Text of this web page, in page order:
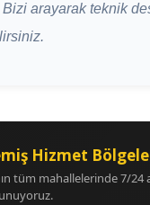
Bizi arayarak teknik
Hizmet
tüm mahallelerinde 7/24